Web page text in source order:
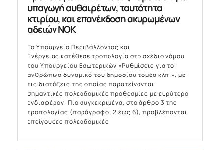
υπαγωγή αυθαιρέτων, ταυτότητα
κτιρίου, και επανέκδοση ακυρωμένων
αδειών ΝΟΚ
Το Υπουργείο Περιβάλλοντος και
Ενέργειας κατέθεσε τροπολογία στο σχέδιο νόμου
του Υπουργείου Εσωτερικών «Ρυθμίσεις για το
ανθρώπινο δυναμικό του δημοσίου τομέα κλπ.», με
τις διατάξεις της οποίας παρατείνονται
σημαντικές πολεοδομικές προθεσμίες με ευρύτερο
ενδιαφέρον. Πιο συγκεκριμένα, στο άρθρο 3 της
τροπολογίας (παράγραφοι 2 έως 6), προβλέπονται
επείγουσες πολεοδομικές